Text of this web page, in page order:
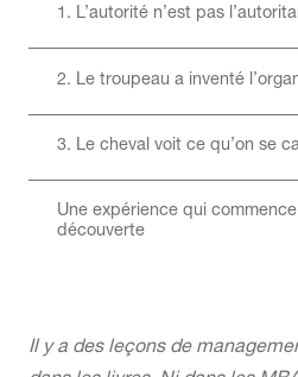
Il y a des leçons de
1. L’autorité n’est pas
2. Le troupeau a inventé
3. Le cheval voit ce qu’on se
Une expérience qui
découverte